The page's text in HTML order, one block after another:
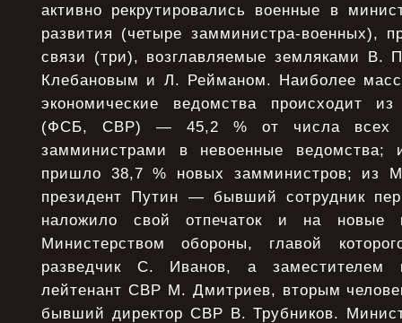
активно рекрутировались военные в
развития (четыре замминистра-военных),
связи (три), возглавляемые земляками
Клебановым и Л. Рейманом. Наиболее
экономические ведомства происходит из
(ФСБ, СВР) — 45,2 % от числа всех
замминистрами в невоенные ведомства;
пришло 38,7 % новых замминистров;
президент Путин — бывший сотрудник
наложило свой отпечаток и на новые
Министерством обороны, главой
разведчик С. Иванов, а заместителем
лейтенант СВР М. Дмитриев, вторым
бывший директор СВР В. Трубников.